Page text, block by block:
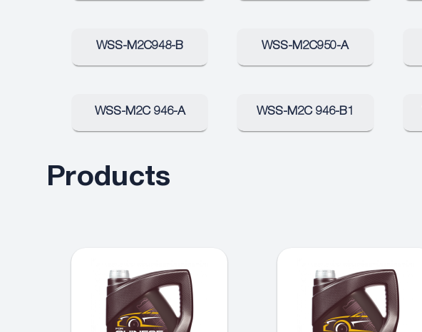
WSS-M2C948-B WSS-M2C950-A
WSS-M2C 946-A WSS-M2C 946-B1
Products